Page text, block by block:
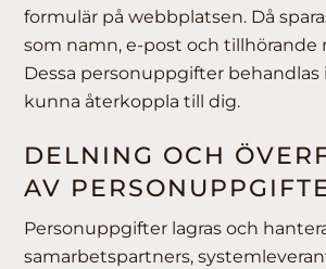
formulär på webbplatsen. Då
som namn, e-post och tillhörande
Dessa personuppgifter behandlas
kunna återkoppla till dig.
DELNING OCH
AV
Personuppgifter lagras och
samarbetspartners,